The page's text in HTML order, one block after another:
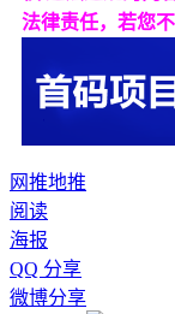
法律责任，若您
网推地推
阅读
海报
QQ 分享
微博分享